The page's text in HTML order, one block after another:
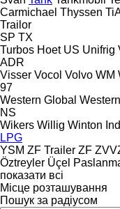
Carmichael Thyssen
Trailor
SP TX
Turbos Hoet US Unifrig
ADR
Visser Vocol Volvo WM
97
Western Global Western
NS
Wikers Willig Winton
LPG
YSM ZF Trailer ZF
Öztreyler Üçel
показати всі
Місце розташування
Пошук за радіусом